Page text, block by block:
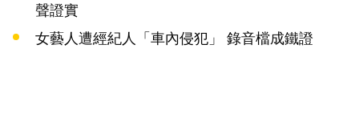
聲證實
女藝人遭經紀人「車內侵犯」 錄音檔成鐵證